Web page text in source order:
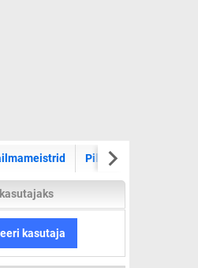
ralli Pildid
kasutaja